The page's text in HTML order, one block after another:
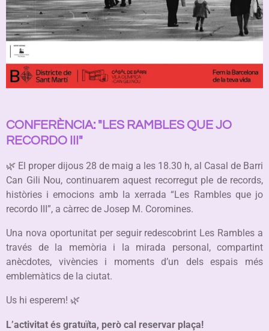
CONFERÈNCIA: "LES RAMBLES QUE JO
RECORDO III"
🌿 El proper dijous 28 de maig a les 18.30 h, al Casal de Barri
Can Gili Nou, continuarem aquest recorregut ple de records,
històries i emocions amb la xerrada “Les Rambles que jo
recordo III”, a càrrec de Josep M. Coromines.
Una nova oportunitat per seguir redescobrint Les Rambles a
través de la memòria i la mirada personal, compartint
anècdotes, vivències i moments d’un dels espais més
emblemàtics de la ciutat.
Us hi esperem! 🌿
L’activitat és gratuïta, però cal reservar plaça!